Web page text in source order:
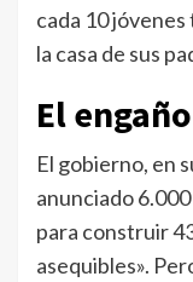
cada 10
la casa de sus
El
El gobierno, en
anunciado
para construir
asequibles».